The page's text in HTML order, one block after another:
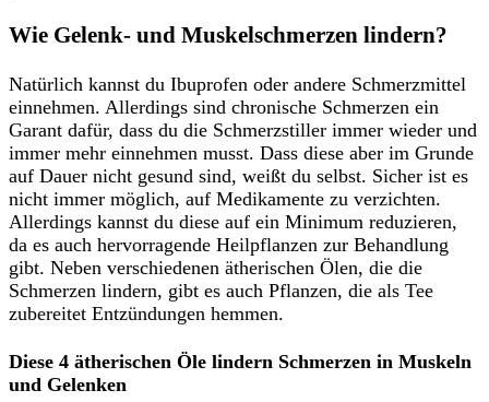
Wie Gelenk- und Muskelschmerzen lindern?
Natürlich kannst du Ibuprofen oder andere Schmerzmittel
einnehmen. Allerdings sind chronische Schmerzen ein
Garant dafür, dass du die Schmerzstiller immer wieder und
immer mehr einnehmen musst. Dass diese aber im Grunde
auf Dauer nicht gesund sind, weißt du selbst. Sicher ist es
nicht immer möglich, auf Medikamente zu verzichten.
Allerdings kannst du diese auf ein Minimum reduzieren,
da es auch hervorragende Heilpflanzen zur Behandlung
gibt. Neben verschiedenen ätherischen Ölen, die die
Schmerzen lindern, gibt es auch Pflanzen, die als Tee
zubereitet Entzündungen hemmen.
Diese 4 ätherischen Öle lindern Schmerzen in Muskeln
und Gelenken